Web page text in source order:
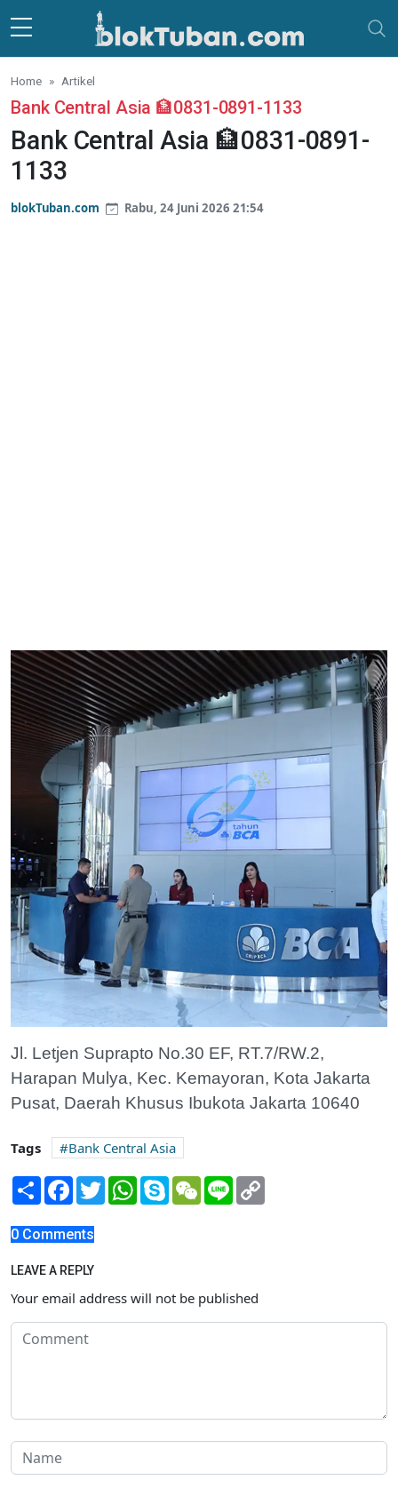
Skip to main content
Home Artikel
Bank Central Asia 🏦0831-0891-1133
Bank Central Asia 🏦0831-0891-
1133
blokTuban.com Rabu, 24 Juni 2026 21:54
Jl. Letjen Suprapto No.30 EF, RT.7/RW.2,
Harapan Mulya, Kec. Kemayoran, Kota Jakarta
Pusat, Daerah Khusus Ibukota Jakarta 10640
Tags
Bank Central Asia
Share Facebook
TwitterWhatsApp
SkypeWeChatLine
0 Comments
LEAVE A REPLY
Your email address will not be published